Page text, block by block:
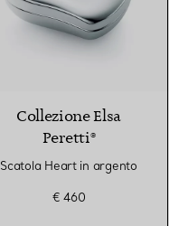
Collezione Elsa
Peretti®
Scatola Heart in argento
€ 460